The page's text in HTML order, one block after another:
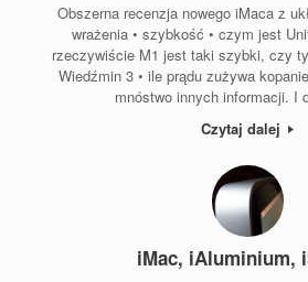
Obszerna recenzja nowego iMaca z
wrażenia • szybkość • czym jest
rzeczywiście M1 jest taki szybki, czy
Wiedźmin 3 • ile prądu zużywa
mnóstwo innych informacji. I
Czytaj dalej
iMac, iAluminium,